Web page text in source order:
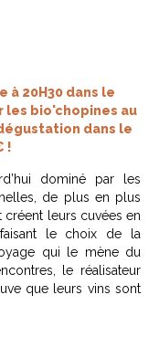
à 20H30 dans le
les bio'chopines au
dans le
!
dominé par les
de plus en plus
leurs cuvées en
faisant le choix de la
qui le mène du
le réalisateur
que leurs vins sont